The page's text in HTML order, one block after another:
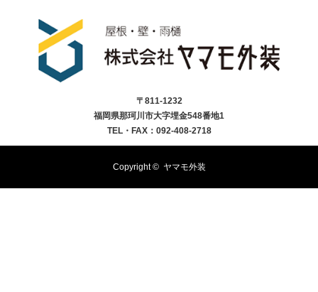
〒811-1232
福岡県那珂川市大字埋金548番地1
TEL・FAX：092-408-2718
Copyright © ヤマモ外装